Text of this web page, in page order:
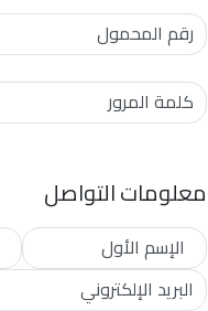
رقم المحمول
كلمة المرور
معلومات التواصل
الإسم الأول
البريد الإلكتروني